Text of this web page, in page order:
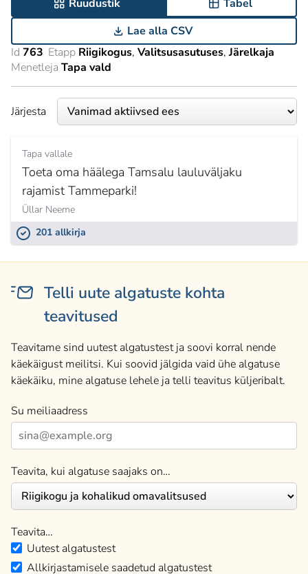
Ruudustik
Tabel
Lae alla CSV
Id 763 Etapp Riigikogus Valitsusasutuses Järelkaja
Menetleja Tapa vald
Järjesta
Tapa vallale
Toeta oma häälega Tamsalu lauluväljaku
rajamist Tammeparki!
Üllar Neeme
201 allkirja
Telli uute algatuste kohta
teavitused
Teavitame sind uutest algatustest ja soovi korral nende
käekäigust meilitsi. Kui soovid jälgida vaid ühe algatuse
käekäiku, mine algatuse lehele ja telli teavitus küljeribalt.
Su meiliaadress
Teavita, kui algatuse saajaks on…
Teavita…
Uutest algatustest
Allkirjastamisele saadetud algatustest